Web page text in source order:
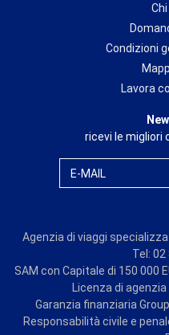
Condizioni
Lavora
ricevi le
E-MAIL
Agenzia di viaggi
Tel: 02
SAM con Capitale di 150 000
Licenza di agenzia
Garanzia finanziaria
Responsabilità civile e